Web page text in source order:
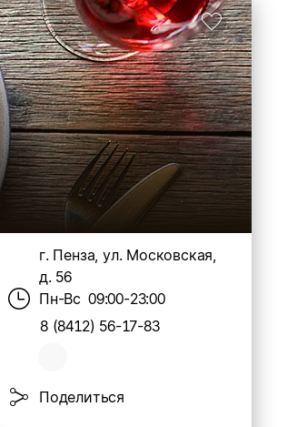
г. Пенза, ул. Московская,
д. 56
Пн-Вс 09:00-23:00
8 (8412) 56-17-83
Поделиться